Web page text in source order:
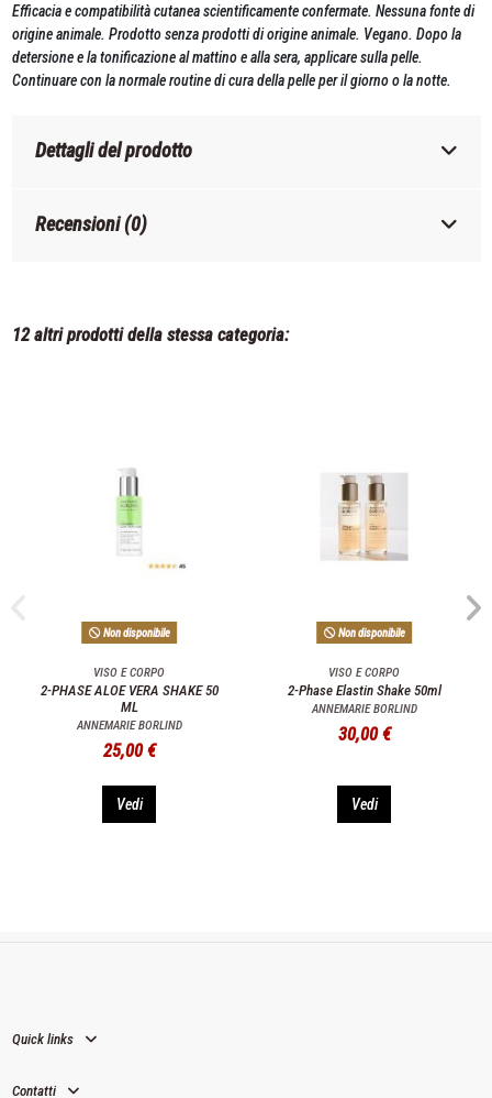
Efficacia e compatibilità cutanea scientificamente confermate. Nessuna fonte di
origine animale. Prodotto senza prodotti di origine animale. Vegano. Dopo la
detersione e la tonificazione al mattino e alla sera, applicare sulla pelle.
Continuare con la normale routine di cura della pelle per il giorno o la notte.
Dettagli del prodotto
Recensioni (0)
12 altri prodotti della stessa categoria:
Non disponibile
VISO E CORPO
2-PHASE ALOE VERA SHAKE 50
ML
ANNEMARIE BORLIND
25,00 €
Vedi
Non disponibile
VISO E CORPO
2-Phase Elastin Shake 50ml
ANNEMARIE BORLIND
30,00 €
Vedi
Quick links
Contatti